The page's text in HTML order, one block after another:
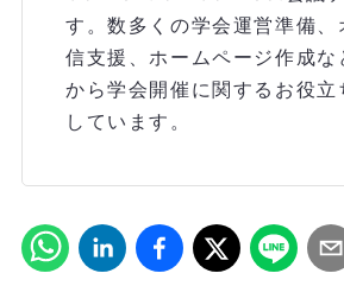
す。数多くの学会運営準備、
信支援、ホームページ作成な
から学会開催に関するお役立
しています。